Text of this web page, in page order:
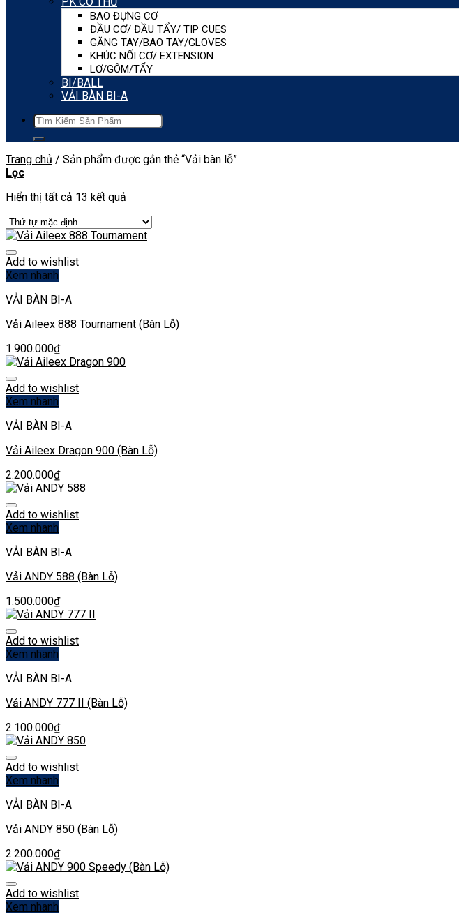
BAO ĐỰNG CƠ
ĐẦU CƠ/ ĐẦU TẨY/ TIP CUES
GĂNG TAY/BAO TAY/GLOVES
KHÚC NỐI CƠ/ EXTENSION
LƠ/GÔM/TẨY
BI/BALL
VẢI BÀN BI-A
Tìm
kiếm:
Trang chủ / Sản phẩm được gắn thẻ “Vải bàn lỗ”
Lọc
Hiển thị tất cả 13 kết quả
Add to wishlist
Xem nhanh
VẢI BÀN BI-A
Vải Aileex 888 Tournament (Bàn Lỗ)
1.900.000₫
Add to wishlist
Xem nhanh
VẢI BÀN BI-A
Vải Aileex Dragon 900 (Bàn Lỗ)
2.200.000₫
Add to wishlist
Xem nhanh
VẢI BÀN BI-A
Vải ANDY 588 (Bàn Lỗ)
1.500.000₫
Add to wishlist
Xem nhanh
VẢI BÀN BI-A
Vải ANDY 777 II (Bàn Lỗ)
2.100.000₫
Add to wishlist
Xem nhanh
VẢI BÀN BI-A
Vải ANDY 850 (Bàn Lỗ)
2.200.000₫
Add to wishlist
Xem nhanh